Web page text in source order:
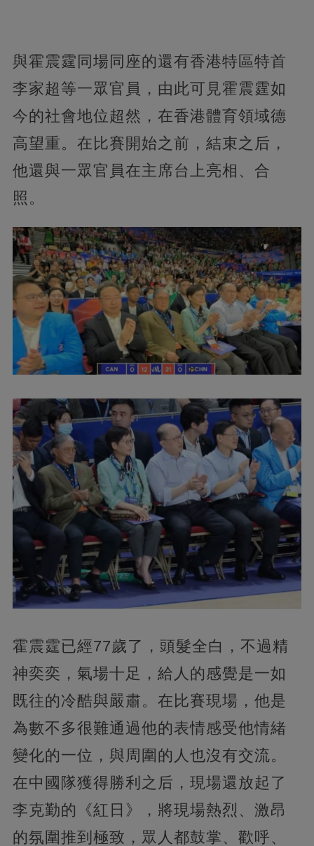
與霍震霆同場同座的還有香港特區特首
李家超等一眾官員，由此可見霍震霆如
今的社會地位超然，在香港體育領域德
高望重。在比賽開始之前，結束之后，
他還與一眾官員在主席台上亮相、合
照。
霍震霆已經77歲了，頭髮全白，不過精
神奕奕，氣場十足，給人的感覺是一如
既往的冷酷與嚴肅。在比賽現場，他是
為數不多很難通過他的表情感受他情緒
變化的一位，與周圍的人也沒有交流。
在中國隊獲得勝利之后，現場還放起了
李克勤的《紅日》，將現場熱烈、激昂
的氛圍推到極致，眾人都鼓掌、歡呼、